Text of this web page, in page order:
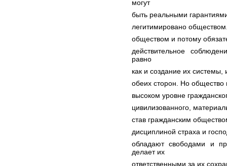
могут
быть реальными
легитимировано
обществом и потому
действительное
равно
как и создание их системы,
обеих сторон. Но общество
высоком уровне
цивилизованного,
став гражданским
дисциплиной страха и
обладают свободами и
делает их
ответственными за их